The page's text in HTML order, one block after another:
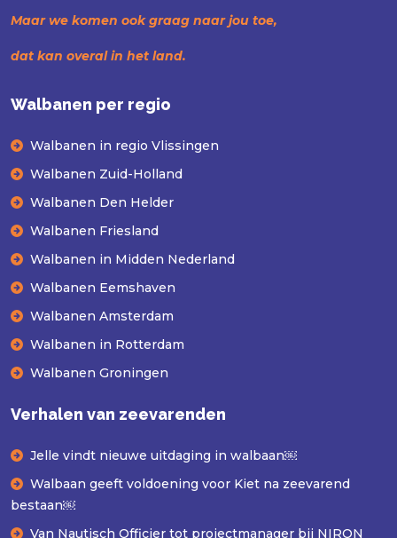
Maar we komen ook graag naar jou toe,
dat kan overal in het land.
Walbanen per regio
Walbanen in regio Vlissingen
Walbanen Zuid-Holland
Walbanen Den Helder
Walbanen Friesland
Walbanen in Midden Nederland
Walbanen Eemshaven
Walbanen Amsterdam
Walbanen in Rotterdam
Walbanen Groningen
Verhalen van zeevarenden
Jelle vindt nieuwe uitdaging in walbaan￼
Walbaan geeft voldoening voor Kiet na zeevarend
bestaan￼
Van Nautisch Officier tot projectmanager bij NIRON